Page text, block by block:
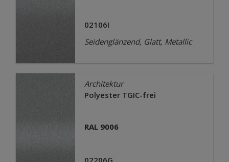
02106I
Seidenglänzend, Glatt, Metallic
Architektur
Polyester TGIC-frei
RAL 9006